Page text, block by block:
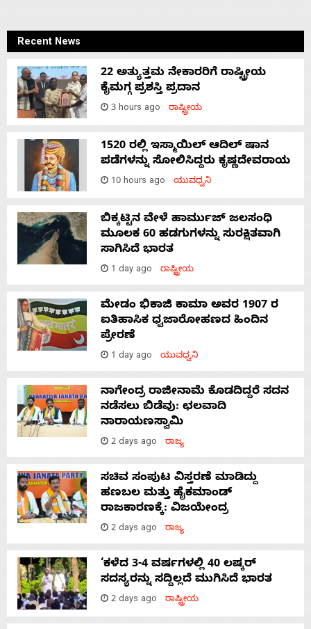
Recent News
22 ಅತ್ಯುತ್ತಮ ನೇಕಾರರಿಗೆ ರಾಷ್ಟ್ರೀಯ
ಕೈಮಗ್ಗ ಪ್ರಶಸ್ತಿ ಪ್ರದಾನ
3 hours ago ರಾಷ್ಟ್ರೀಯ
1520 ರಲ್ಲಿ ಇಸ್ಮಾಯಿಲ್ ಆದಿಲ್ ಷಾನ
ಪಡೆಗಳನ್ನು ಸೋಲಿಸಿದ್ದರು ಕೃಷ್ಣದೇವರಾಯ
10 hours ago ಯುವಧ್ವನಿ
ಬಿಕ್ಕಟ್ಟಿನ ವೇಳೆ ಹಾರ್ಮುಜ್ ಜಲಸಂಧಿ
ಮೂಲಕ 60 ಹಡಗುಗಳನ್ನು ಸುರಕ್ಷಿತವಾಗಿ
ಸಾಗಿಸಿದೆ ಭಾರತ
1 day ago ರಾಷ್ಟ್ರೀಯ
ಮೇಡಂ ಭಿಕಾಜಿ ಕಾಮಾ ಅವರ 1907 ರ
ಐತಿಹಾಸಿಕ ಧ್ವಜಾರೋಹಣದ ಹಿಂದಿನ
ಪ್ರೇರಣೆ
1 day ago ಯುವಧ್ವನಿ
ನಾಗೇಂದ್ರ ರಾಜೀನಾಮೆ ಕೊಡದಿದ್ದರೆ ಸದನ
ನಡೆಸಲು ಬಿಡೆವು: ಛಲವಾದಿ
ನಾರಾಯಣಸ್ವಾಮಿ
2 days ago ರಾಜ್ಯ
ಸಚಿವ ಸಂಪುಟ ವಿಸ್ತರಣೆ ಮಾಡಿದ್ದು
ಹಣಬಲ ಮತ್ತು ಹೈಕಮಾಂಡ್
ರಾಜಕಾರಣಕ್ಕೆ: ವಿಜಯೇಂದ್ರ
2 days ago ರಾಜ್ಯ
‘ಕಳೆದ 3-4 ವರ್ಷಗಳಲ್ಲಿ 40 ಲಷ್ಕರ್
ಸದಸ್ಯರನ್ನು ಸದ್ದಿಲ್ಲದೆ ಮುಗಿಸಿದೆ ಭಾರತ
2 days ago ರಾಷ್ಟ್ರೀಯ